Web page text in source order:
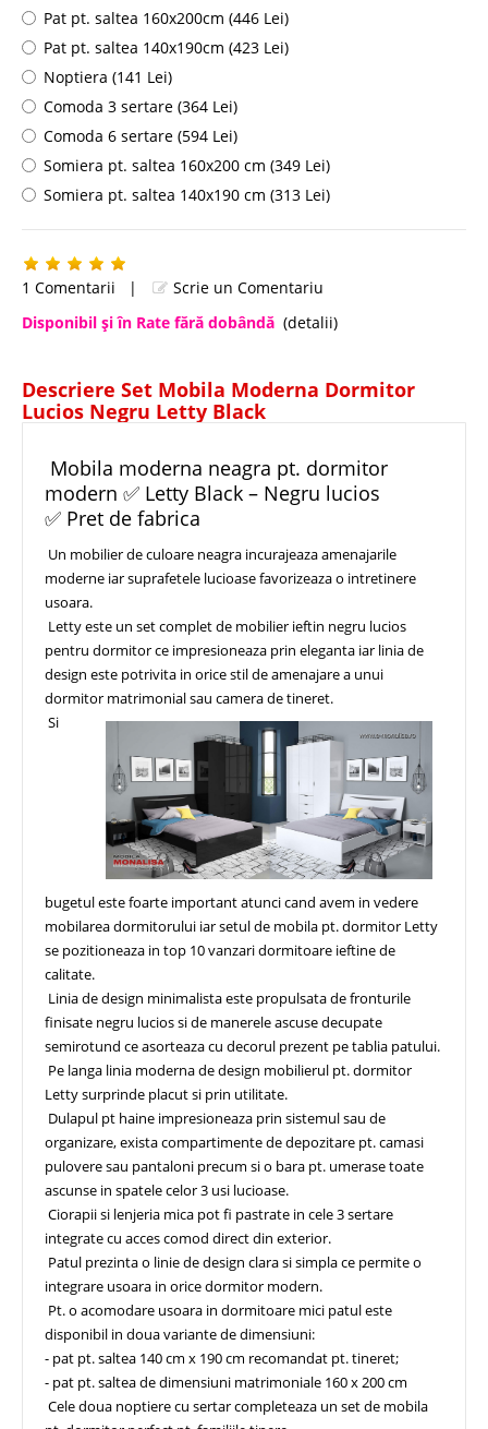
Pat pt. saltea 160x200cm (446 Lei)
Pat pt. saltea 140x190cm (423 Lei)
Noptiera (141 Lei)
Comoda 3 sertare (364 Lei)
Comoda 6 sertare (594 Lei)
Somiera pt. saltea 160x200 cm (349 Lei)
Somiera pt. saltea 140x190 cm (313 Lei)
1 Comentarii |
Scrie un Comentariu
Disponibil şi în Rate fără dobândă (detalii)
Descriere Set Mobila Moderna Dormitor
Lucios Negru Letty Black
Mobila moderna neagra pt. dormitor
modern ✅ Letty Black – Negru lucios
✅ Pret de fabrica
Un mobilier de culoare neagra incurajeaza amenajarile
moderne iar suprafetele lucioase favorizeaza o intretinere
usoara.
Letty este un set complet de mobilier ieftin negru lucios
pentru dormitor ce impresioneaza prin eleganta iar linia de
design este potrivita in orice stil de amenajare a unui
dormitor matrimonial sau camera de tineret.
Si
bugetul este foarte important atunci cand avem in vedere
mobilarea dormitorului iar setul de mobila pt. dormitor Letty
se pozitioneaza in top 10 vanzari dormitoare ieftine de
calitate.
Linia de design minimalista este propulsata de fronturile
finisate negru lucios si de manerele ascuse decupate
semirotund ce asorteaza cu decorul prezent pe tablia patului.
Pe langa linia moderna de design mobilierul pt. dormitor
Letty surprinde placut si prin utilitate.
Dulapul pt haine impresioneaza prin sistemul sau de
organizare, exista compartimente de depozitare pt. camasi
pulovere sau pantaloni precum si o bara pt. umerase toate
ascunse in spatele celor 3 usi lucioase.
Ciorapii si lenjeria mica pot fi pastrate in cele 3 sertare
integrate cu acces comod direct din exterior.
Patul prezinta o linie de design clara si simpla ce permite o
integrare usoara in orice dormitor modern.
Pt. o acomodare usoara in dormitoare mici patul este
disponibil in doua variante de dimensiuni:
- pat pt. saltea 140 cm x 190 cm recomandat pt. tineret;
- pat pt. saltea de dimensiuni matrimoniale 160 x 200 cm
Cele doua noptiere cu sertar completeaza un set de mobila